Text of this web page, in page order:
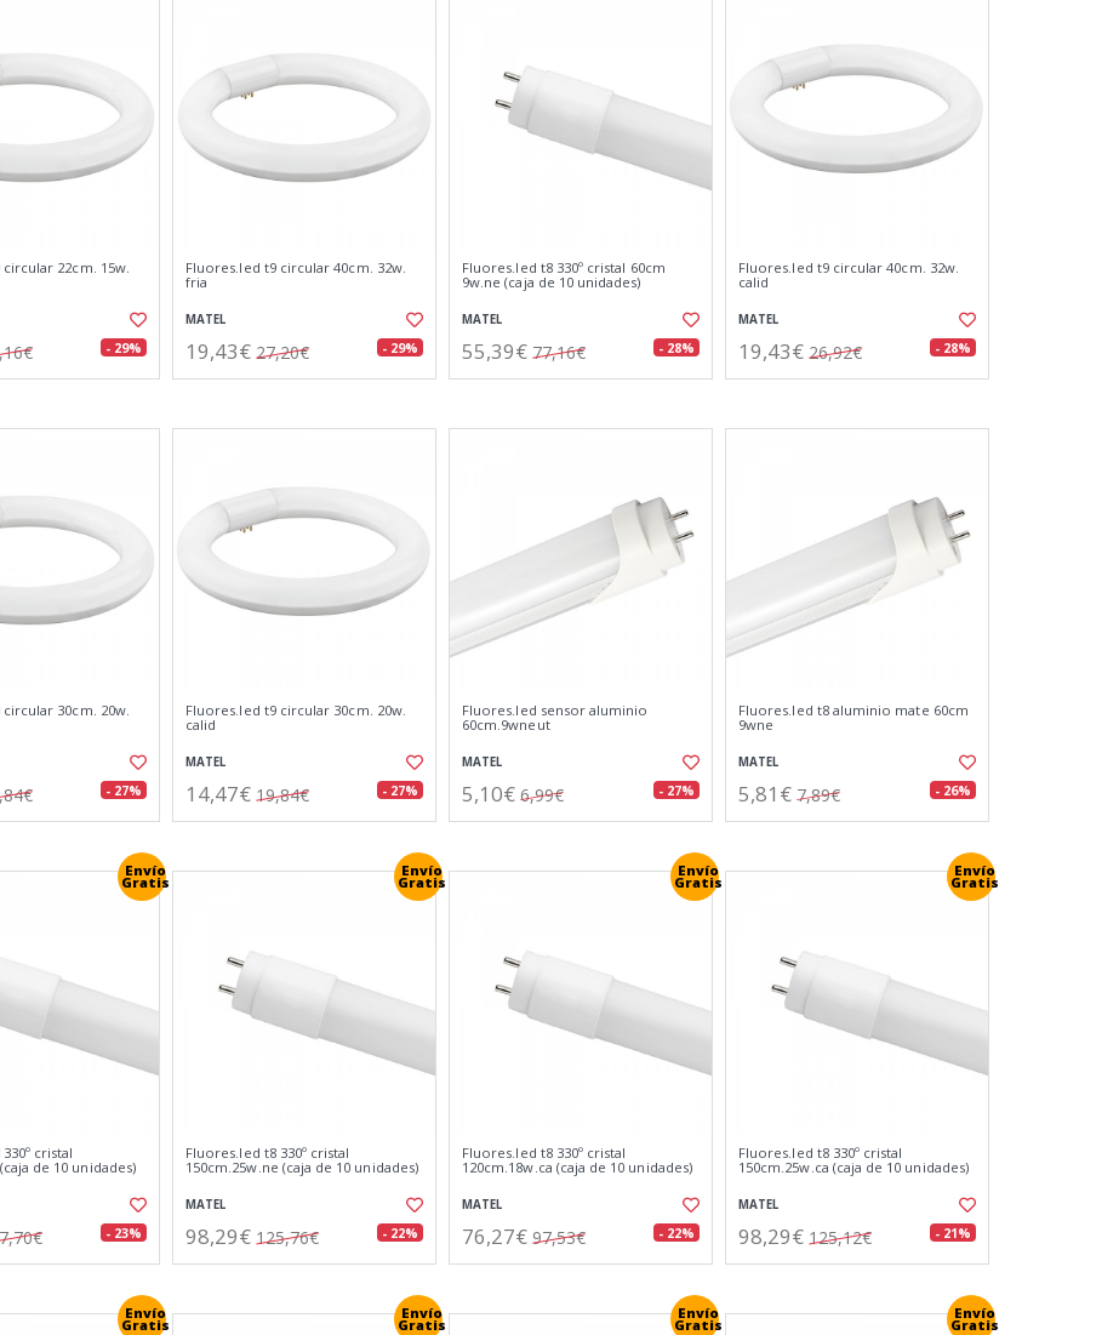
22cm. 15w.
- 29%
Fluores.led t9 circular 40cm. 32w.
fria
MATEL
19,43€ 27,20€ - 29%
Fluores.led t8 330º cristal 60cm
9w.ne (caja de 10 unidades)
MATEL
55,39€ 77,16€ - 28%
Fluores.led t9 circular 40cm. 32w.
calid
MATEL
19,43€ 26,92€ - 28%
30cm. 20w.
- 27%
Fluores.led t9 circular 30cm. 20w.
calid
MATEL
14,47€ 19,84€ - 27%
Fluores.led sensor aluminio
60cm.9wneut
MATEL
5,10€ 6,99€ - 27%
Fluores.led t8 aluminio mate 60cm
9wne
MATEL
5,81€ 7,89€ - 26%
Envío
Gratis
cristal
de 10 unidades)
- 23%
Envío
Gratis
Fluores.led t8 330º cristal
150cm.25w.ne (caja de 10 unidades)
MATEL
98,29€ 125,76€ - 22%
Envío
Gratis
Fluores.led t8 330º cristal
120cm.18w.ca (caja de 10 unidades)
MATEL
76,27€ 97,53€ - 22%
Envío
Gratis
Fluores.led t8 330º cristal
150cm.25w.ca (caja de 10 unidades)
MATEL
98,29€ 125,12€ - 21%
Envío
Gratis
Envío
Gratis
Envío
Gratis
Envío
Gratis